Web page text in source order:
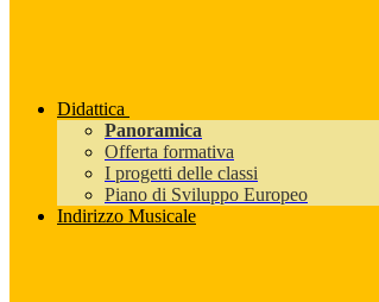
Didattica
Panoramica
Offerta formativa
I progetti delle classi
Piano di Sviluppo Europeo
Indirizzo Musicale